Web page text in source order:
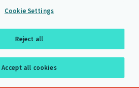
Cookie Settings
Reject all
Accept all cookies